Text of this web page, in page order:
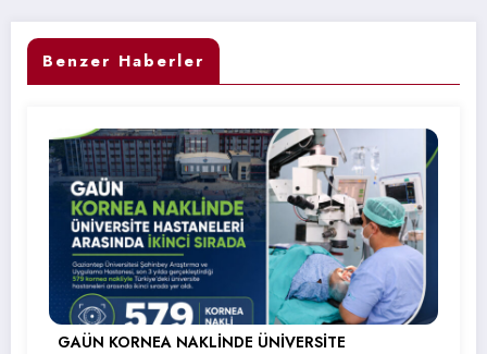
Benzer Haberler
GAÜN KORNEA NAKLİNDE ÜNİVERSİTE